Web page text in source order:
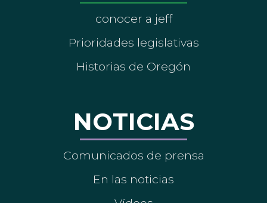
conocer a jeff
Prioridades legislativas
Historias de Oregón
NOTICIAS
Comunicados de prensa
En las noticias